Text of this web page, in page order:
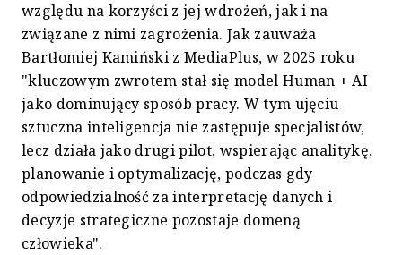
względu na korzyści z jej wdrożeń, jak i na
związane z nimi zagrożenia. Jak zauważa
Bartłomiej Kamiński z MediaPlus, w 2025 roku
"kluczowym zwrotem stał się model Human + AI
jako dominujący sposób pracy. W tym ujęciu
sztuczna inteligencja nie zastępuje specjalistów,
lecz działa jako drugi pilot, wspierając analitykę,
planowanie i optymalizację, podczas gdy
odpowiedzialność za interpretację danych i
decyzje strategiczne pozostaje domeną
człowieka".